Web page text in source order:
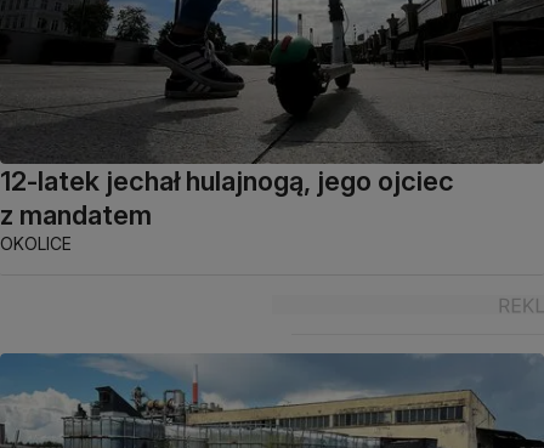
12-latek jechał hulajnogą, jego ojciec
z mandatem
OKOLICE